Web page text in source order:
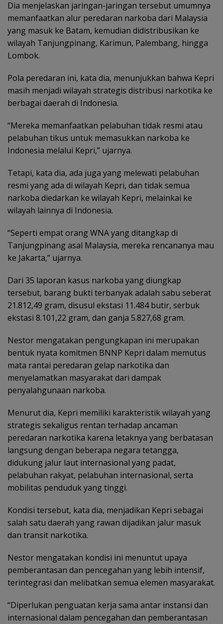
Dia menjelaskan jaringan-jaringan tersebut umumnya
memanfaatkan alur peredaran narkoba dari Malaysia
yang masuk ke Batam, kemudian didistribusikan ke
wilayah Tanjungpinang, Karimun, Palembang, hingga
Lombok.
Pola peredaran ini, kata dia, menunjukkan bahwa Kepri
masih menjadi wilayah strategis distribusi narkotika ke
berbagai daerah di Indonesia.
“Mereka memanfaatkan pelabuhan tidak resmi atau
pelabuhan tikus untuk memasukkan narkoba ke
Indonesia melalui Kepri,” ujarnya.
Tetapi, kata dia, ada juga yang melewati pelabuhan
resmi yang ada di wilayah Kepri, dan tidak semua
narkoba diedarkan ke wilayah Kepri, melainkai ke
wilayah lainnya di Indonesia.
“Seperti empat orang WNA yang ditangkap di
Tanjungpinang asal Malaysia, mereka rencananya mau
ke Jakarta,” ujarnya.
Dari 35 laporan kasus narkoba yang diungkap
tersebut, barang bukti terbanyak adalah sabu seberat
21.812,49 gram, disusul ekstasi 11.484 butir, serbuk
ekstasi 8.101,22 gram, dan ganja 5.827,68 gram.
Nestor mengatakan pengungkapan ini merupakan
bentuk nyata komitmen BNNP Kepri dalam memutus
mata rantai peredaran gelap narkotika dan
menyelamatkan masyarakat dari dampak
penyalahgunaan narkoba.
Menurut dia, Kepri memiliki karakteristik wilayah yang
strategis sekaligus rentan terhadap ancaman
peredaran narkotika karena letaknya yang berbatasan
langsung dengan beberapa negara tetangga,
didukung jalur laut internasional yang padat,
pelabuhan rakyat, pelabuhan internasional, serta
mobilitas penduduk yang tinggi.
Kondisi tersebut, kata dia, menjadikan Kepri sebagai
salah satu daerah yang rawan dijadikan jalur masuk
dan transit narkotika.
Nestor mengatakan kondisi ini menuntut upaya
pemberantasan dan pencegahan yang lebih intensif,
terintegrasi dan melibatkan semua elemen masyarakat.
“Diperlukan penguatan kerja sama antar instansi dan
internasional dalam pencegahan dan pemberantasan